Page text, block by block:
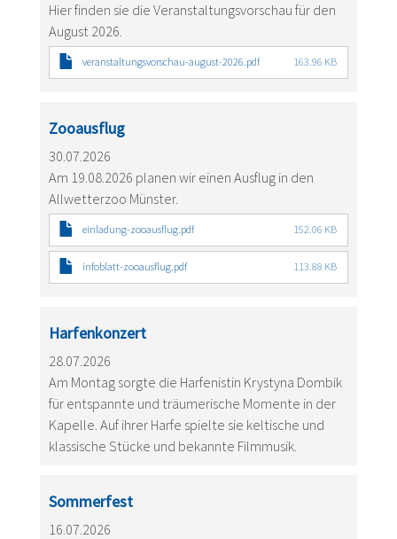
Hier finden sie die Veranstaltungsvorschau für den
August 2026.
veranstaltungsvorschau-august-2026.pdf 163.96 KB
Zooausflug
30.07.2026
Am 19.08.2026 planen wir einen Ausflug in den
Allwetterzoo Münster.
einladung-zooausflug.pdf 152.06 KB
infoblatt-zooausflug.pdf 113.88 KB
Harfenkonzert
28.07.2026
Am Montag sorgte die Harfenistin Krystyna Dombik
für entspannte und träumerische Momente in der
Kapelle. Auf ihrer Harfe spielte sie keltische und
klassische Stücke und bekannte Filmmusik.
Sommerfest
16.07.2026